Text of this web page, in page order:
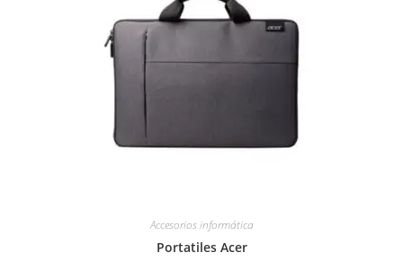
Accesorios informática
Portatiles Acer